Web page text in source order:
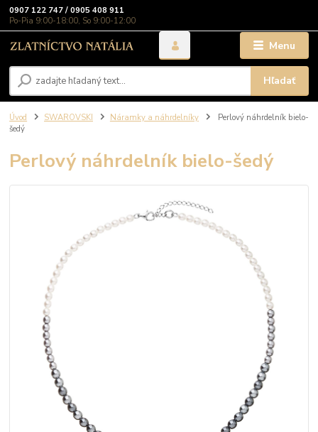
Menu
Hľadať
0907 122 747 / 0905 408 911
Po-Pia 9:00-18:00, So 9:00-12:00
Úvod SWAROVSKI Náramky a náhrdelníky
Perlový náhrdelník bielo-
šedý
Perlový náhrdelník bielo-šedý